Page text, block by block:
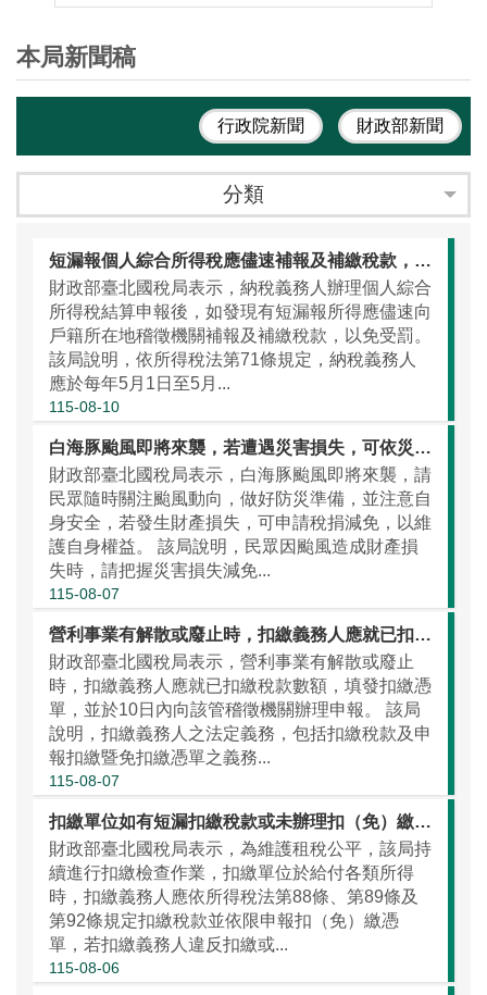
本局新聞稿
行政院新聞 財政部新聞
分類
短漏報個人綜合所得稅應儘速補報及補繳稅款，以免受罰
財政部臺北國稅局表示，納稅義務人辦理個人綜合
所得稅結算申報後，如發現有短漏報所得應儘速向
戶籍所在地稽徵機關補報及補繳稅款，以免受罰。
該局說明，依所得稅法第71條規定，納稅義務人
應於每年5月1日至5月...
115-08-10
白海豚颱風即將來襲，若遭遇災害損失，可依災損減免三步驟申請稅捐減免
財政部臺北國稅局表示，白海豚颱風即將來襲，請
民眾隨時關注颱風動向，做好防災準備，並注意自
身安全，若發生財產損失，可申請稅捐減免，以維
護自身權益。 該局說明，民眾因颱風造成財產損
失時，請把握災害損失減免...
115-08-07
營利事業有解散或廢止時，扣繳義務人應就已扣繳稅款數額，填發扣繳憑單，並於10日內辦理申報
財政部臺北國稅局表示，營利事業有解散或廢止
時，扣繳義務人應就已扣繳稅款數額，填發扣繳憑
單，並於10日內向該管稽徵機關辦理申報。 該局
說明，扣繳義務人之法定義務，包括扣繳稅款及申
報扣繳暨免扣繳憑單之義務...
115-08-07
扣繳單位如有短漏扣繳稅款或未辦理扣（免）繳憑單申報情事，請儘速向國庫繳清稅款並向扣繳單位所在地國稅局辦理補申報
財政部臺北國稅局表示，為維護租稅公平，該局持
續進行扣繳檢查作業，扣繳單位於給付各類所得
時，扣繳義務人應依所得稅法第88條、第89條及
第92條規定扣繳稅款並依限申報扣（免）繳憑
單，若扣繳義務人違反扣繳或...
115-08-06